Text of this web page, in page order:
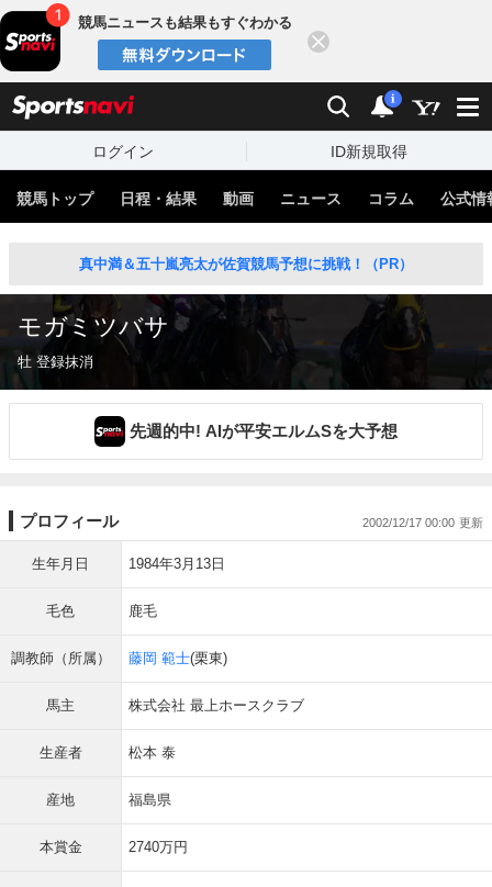
競馬ニュースも結果もすぐわかる
検索 通知
i
ログイン ID新規取得
競馬トップ 日程・結果 動画 ニュース コラム 公式情
真中満＆五十嵐亮太が佐賀競馬予想に挑戦！（PR）
モガミツバサ
牡 登録抹消
先週的中! AIが平安エルムSを大予想
プロフィール 2002/12/17 00:00
生年月日 1984年3月13日
毛色 鹿毛
調教師（所属） 藤岡 範士(栗東)
馬主 株式会社 最上ホースクラブ
生産者 松本 泰
産地 福島県
本賞金 2740万円